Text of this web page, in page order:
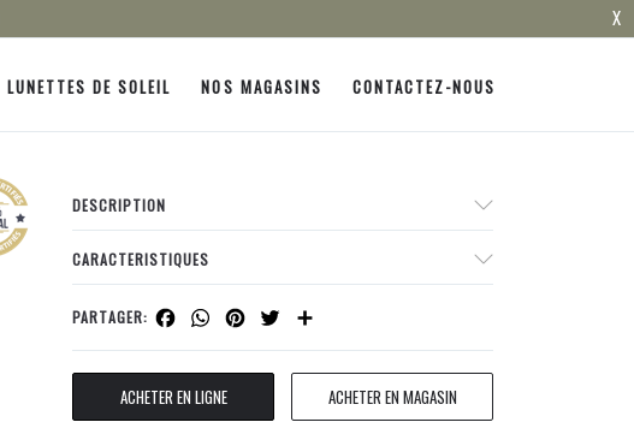
X
LUNETTES DE SOLEIL NOS MAGASINS CONTACTEZ-NOUS
DESCRIPTION
CARACTERISTIQUES
PARTAGER: Facebook
WhatsApp
Pinterest
Twitter
ACHETER EN LIGNE ACHETER EN MAGASIN